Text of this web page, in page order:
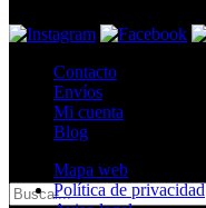
Contacto
Envíos
Mi cuenta
Blog
Mapa web
Política de privacidad